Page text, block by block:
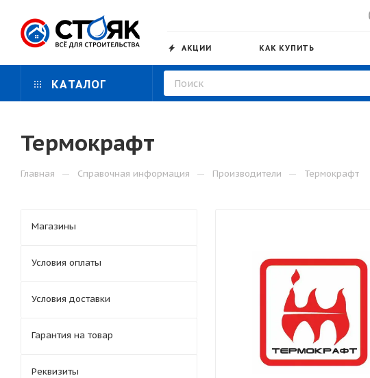
АКЦИИ КАК КУПИТЬ
КАТАЛОГ
Термокрафт
Главная — Справочная информация — Производители — Термокрафт
Магазины
Условия оплаты
Условия доставки
Гарантия на товар
Реквизиты